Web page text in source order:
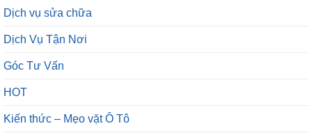
Dịch vụ sửa chữa
Dịch Vụ Tận Nơi
Góc Tư Vấn
HOT
Kiến thức – Mẹo vặt Ô Tô